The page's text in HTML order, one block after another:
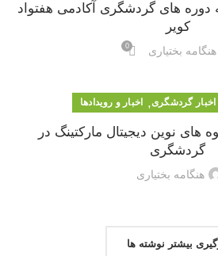
دوره های گردشگری آکادمی هفتواد
کویر
هنگامه بختیاری 0
اخبار گردشگری, اخبار و رویدادها
های نوین دیجیتال مارکتینگ در
گردشگری
هنگامه بختیاری
بیشتر نوشته ها